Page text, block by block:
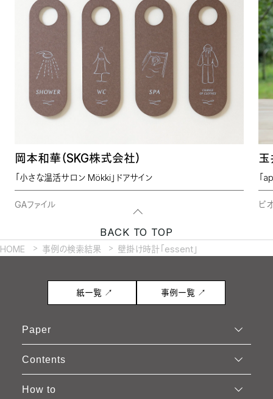
「小さな温活サロン Mökki」ドアサイン
岡本和華（SKG株式会社）
GAファイル
玉
ビ
BACK TO TOP
HOME 事例の検索結果 壁掛け時計「essent」
紙一覧 ↗ 事例一覧 ↗
Paper
Contents
How to